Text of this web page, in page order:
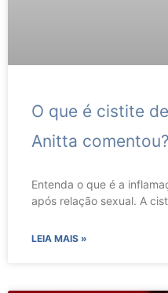
O que é cistite
Anitta comentou?
Entenda o que é a
após relação sexual. A
LEIA MAIS »